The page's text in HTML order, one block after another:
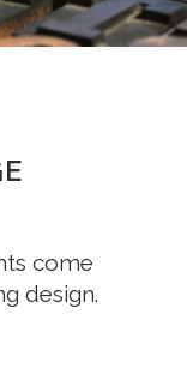
come
design.